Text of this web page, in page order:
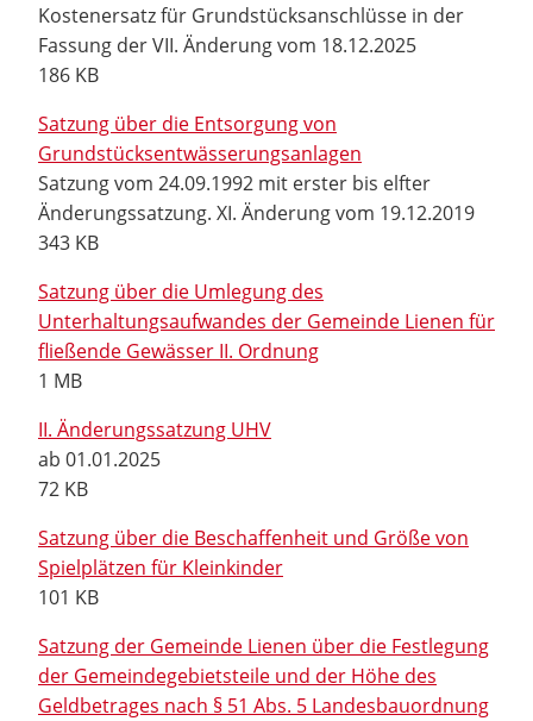
Kostenersatz für Grundstücksanschlüsse in der
Fassung der VII. Änderung vom 18.12.2025
186 KB
Satzung über die Entsorgung von
Grundstücksentwässerungsanlagen
Satzung vom 24.09.1992 mit erster bis elfter
Änderungssatzung. XI. Änderung vom 19.12.2019
343 KB
Satzung über die Umlegung des
Unterhaltungsaufwandes der Gemeinde Lienen für
fließende Gewässer II. Ordnung
1 MB
II. Änderungssatzung UHV
ab 01.01.2025
72 KB
Satzung über die Beschaffenheit und Größe von
Spielplätzen für Kleinkinder
101 KB
Satzung der Gemeinde Lienen über die Festlegung
der Gemeindegebietsteile und der Höhe des
Geldbetrages nach § 51 Abs. 5 Landesbauordnung